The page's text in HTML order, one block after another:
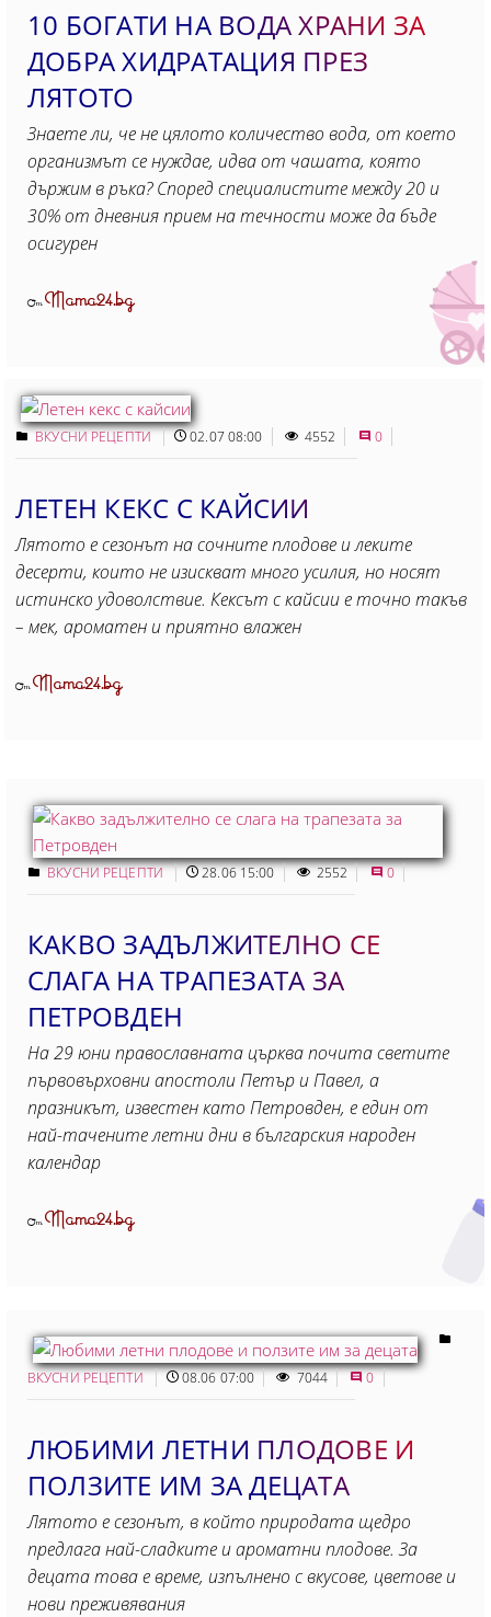
10 БОГАТИ НА ВОДА ХРАНИ ЗА
ДОБРА ХИДРАТАЦИЯ ПРЕЗ
ЛЯТОТО
Знаете ли, че не цялото количество вода, от което
организмът се нуждае, идва от чашата, която
държим в ръка? Според специалистите между 20 и
30% от дневния прием на течности може да бъде
осигурен
ОтMama24.bg
ВКУСНИ РЕЦЕПТИ 02.07 08:00 4552 0
ЛЕТЕН КЕКС С КАЙСИИ
Лятото е сезонът на сочните плодове и леките
десерти, които не изискват много усилия, но носят
истинско удоволствие. Кексът с кайсии е точно такъв
– мек, ароматен и приятно влажен
ОтMama24.bg
ВКУСНИ РЕЦЕПТИ 28.06 15:00 2552 0
КАКВО ЗАДЪЛЖИТЕЛНО СЕ
СЛАГА НА ТРАПЕЗАТА ЗА
ПЕТРОВДЕН
На 29 юни православната църква почита светите
първовърховни апостоли Петър и Павел, а
празникът, известен като Петровден, е един от
най-тачените летни дни в българския народен
календар
ОтMama24.bg
ВКУСНИ РЕЦЕПТИ 08.06 07:00 7044 0
ЛЮБИМИ ЛЕТНИ ПЛОДОВЕ И
ПОЛЗИТЕ ИМ ЗА ДЕЦАТА
Лятото е сезонът, в който природата щедро
предлага най-сладките и ароматни плодове. За
децата това е време, изпълнено с вкусове, цветове и
нови преживявания